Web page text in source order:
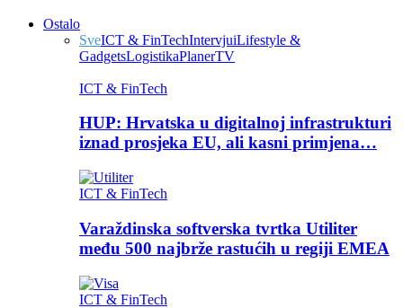
Ostalo
SveICT & FinTechIntervjuiLifestyle &
GadgetsLogistikaPlanerTV
ICT & FinTech
HUP: Hrvatska u digitalnoj infrastrukturi
iznad prosjeka EU, ali kasni primjena…
ICT & FinTech
Varaždinska softverska tvrtka Utiliter
među 500 najbrže rastućih u regiji EMEA
ICT & FinTech